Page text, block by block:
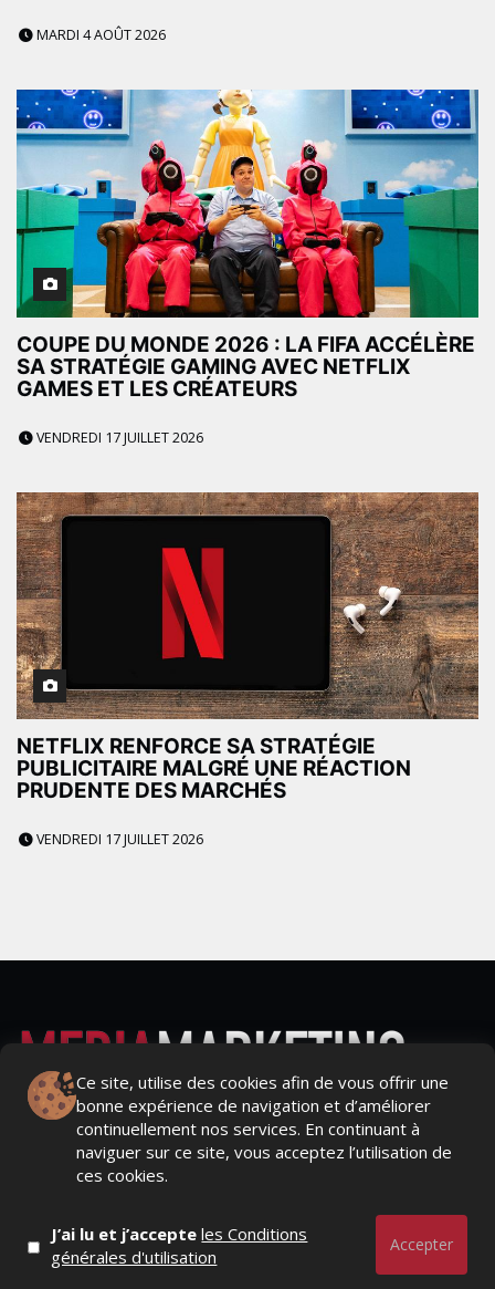
MARDI 4 AOÛT 2026
COUPE DU MONDE 2026 : LA FIFA ACCÉLÈRE
SA STRATÉGIE GAMING AVEC NETFLIX
GAMES ET LES CRÉATEURS
VENDREDI 17 JUILLET 2026
NETFLIX RENFORCE SA STRATÉGIE
PUBLICITAIRE MALGRÉ UNE RÉACTION
PRUDENTE DES MARCHÉS
VENDREDI 17 JUILLET 2026
Ce site, utilise des cookies afin de vous offrir une
bonne expérience de navigation et d’améliorer
continuellement nos services. En continuant à
naviguer sur ce site, vous acceptez l’utilisation de
ces cookies.
J’ai lu et j’accepteles Conditions
générales d'utilisation
Accepter
Actualités Média, Actualités Com/Market/Ntic, Actualités
Distrib, Dossier, Interview, Stratégies, Communication,
Marques avenue, Relations presse, Créa, Baromètre,
People, Métier, Profil...
RESTER CONNECTÉ